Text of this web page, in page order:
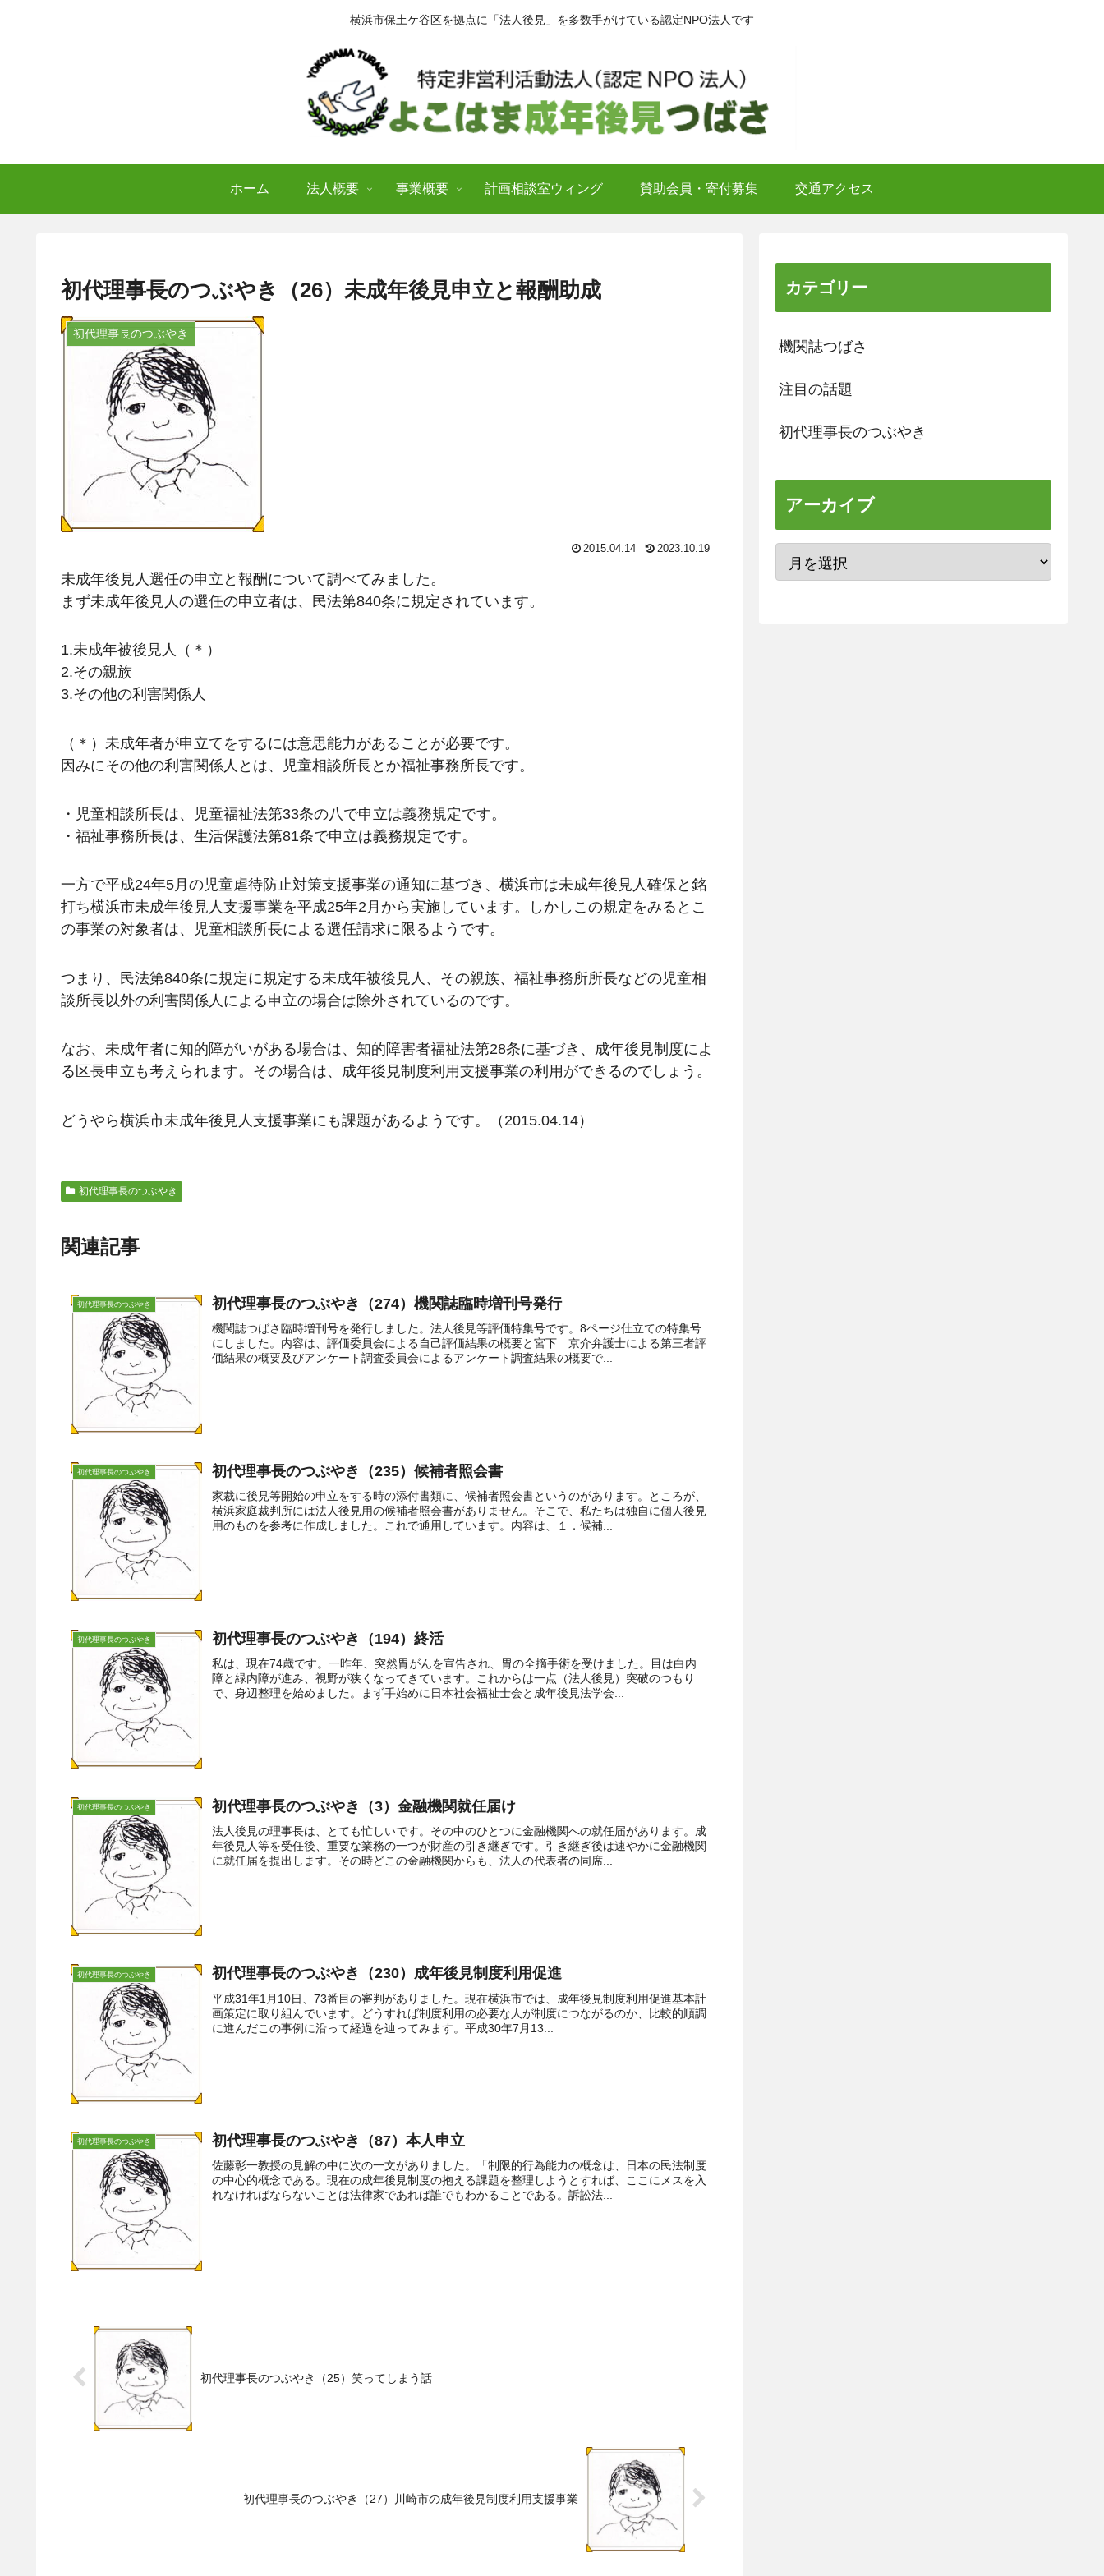
横浜市保土ケ谷区を拠点に「法人後見」を多数手がけている認定NPO法人です
ホーム 法人概要 事業概要 計画相談室ウィング 賛助会員・寄付募集 交通アクセス
初代理事長のつぶやき（26）未成年後見申立と報酬助成
初代理事長のつぶやき
2015.04.14 2023.10.19
未成年後見人選任の申立と報酬について調べてみました。
まず未成年後見人の選任の申立者は、民法第840条に規定されています。
1.未成年被後見人（＊）
2.その親族
3.その他の利害関係人
（＊）未成年者が申立てをするには意思能力があることが必要です。
因みにその他の利害関係人とは、児童相談所長とか福祉事務所長です。
・児童相談所長は、児童福祉法第33条の八で申立は義務規定です。
・福祉事務所長は、生活保護法第81条で申立は義務規定です。
一方で平成24年5月の児童虐待防止対策支援事業の通知に基づき、横浜市は未成年後見人確保と銘
打ち横浜市未成年後見人支援事業を平成25年2月から実施しています。しかしこの規定をみるとこ
の事業の対象者は、児童相談所長による選任請求に限るようです。
つまり、民法第840条に規定に規定する未成年被後見人、その親族、福祉事務所所長などの児童相
談所長以外の利害関係人による申立の場合は除外されているのです。
なお、未成年者に知的障がいがある場合は、知的障害者福祉法第28条に基づき、成年後見制度によ
る区長申立も考えられます。その場合は、成年後見制度利用支援事業の利用ができるのでしょう。
どうやら横浜市未成年後見人支援事業にも課題があるようです。（2015.04.14）
初代理事長のつぶやき
関連記事
初代理事長のつぶやき 初代理事長のつぶやき（274）機関誌臨時増刊号発行
機関誌つばさ臨時増刊号を発行しました。法人後見等評価特集号です。8ページ仕立ての特集号
にしました。内容は、評価委員会による自己評価結果の概要と宮下 京介弁護士による第三者評
価結果の概要及びアンケート調査委員会によるアンケート調査結果の概要で...
初代理事長のつぶやき 初代理事長のつぶやき（235）候補者照会書
家裁に後見等開始の申立をする時の添付書類に、候補者照会書というのがあります。ところが、
横浜家庭裁判所には法人後見用の候補者照会書がありません。そこで、私たちは独自に個人後見
用のものを参考に作成しました。これで通用しています。内容は、１．候補...
初代理事長のつぶやき 初代理事長のつぶやき（194）終活
私は、現在74歳です。一昨年、突然胃がんを宣告され、胃の全摘手術を受けました。目は白内
障と緑内障が進み、視野が狭くなってきています。これからは一点（法人後見）突破のつもり
で、身辺整理を始めました。まず手始めに日本社会福祉士会と成年後見法学会...
初代理事長のつぶやき 初代理事長のつぶやき（3）金融機関就任届け
法人後見の理事長は、とても忙しいです。その中のひとつに金融機関への就任届があります。成
年後見人等を受任後、重要な業務の一つが財産の引き継ぎです。引き継ぎ後は速やかに金融機関
に就任届を提出します。その時どこの金融機関からも、法人の代表者の同席...
初代理事長のつぶやき 初代理事長のつぶやき（230）成年後見制度利用促進
平成31年1月10日、73番目の審判がありました。現在横浜市では、成年後見制度利用促進基本計
画策定に取り組んでいます。どうすれば制度利用の必要な人が制度につながるのか、比較的順調
に進んだこの事例に沿って経過を辿ってみます。平成30年7月13...
初代理事長のつぶやき 初代理事長のつぶやき（87）本人申立
佐藤彰一教授の見解の中に次の一文がありました。「制限的行為能力の概念は、日本の民法制度
の中心的概念である。現在の成年後見制度の抱える課題を整理しようとすれば、ここにメスを入
れなければならないことは法律家であれば誰でもわかることである。訴訟法...
初代理事長のつぶやき（25）笑ってしまう話
初代理事長のつぶやき（27）川崎市の成年後見制度利用支援事業
カテゴリー
機関誌つばさ
注目の話題
初代理事長のつぶやき
アーカイブ